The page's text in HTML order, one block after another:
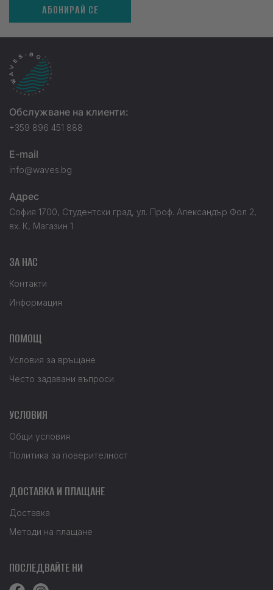
АБОНИРАЙ СЕ
Обслужване на клиенти:
+359 896 451 888
E-mail
info@waves.bg
Адрес
София 1700, Студентски град, ул. Проф. Александър Фол 2,
вх. К, Магазин 1
ЗА НАС
Контакти
Информация
ПОМОЩ
Условия за връщане
Често задавани въпроси
УСЛОВИЯ
Общи условия
Политика за поверителност
ДОСТАВКА И ПЛАЩАНЕ
Доставка
Методи на плащане
ПОСЛЕДВАЙТЕ НИ